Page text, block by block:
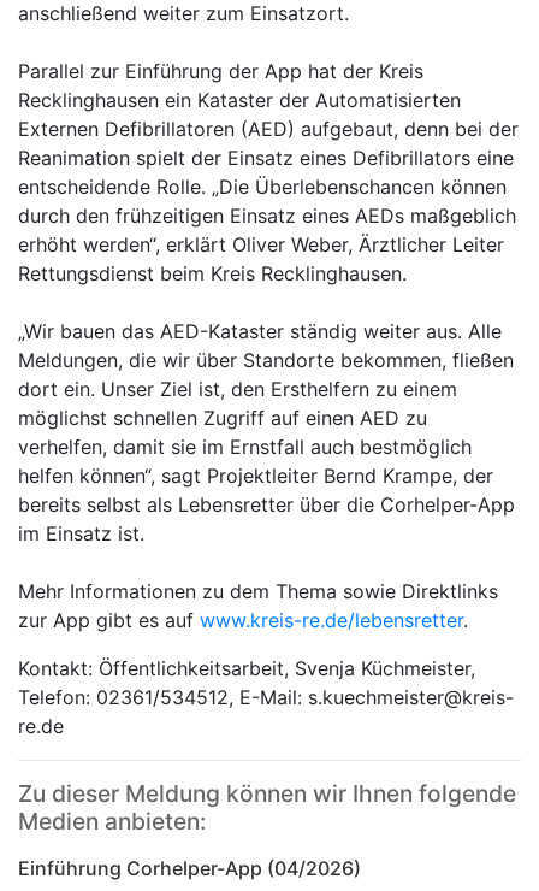
anschließend weiter zum Einsatzort.
Parallel zur Einführung der App hat der Kreis
Recklinghausen ein Kataster der Automatisierten
Externen Defibrillatoren (AED) aufgebaut, denn bei der
Reanimation spielt der Einsatz eines Defibrillators eine
entscheidende Rolle. „Die Überlebenschancen können
durch den frühzeitigen Einsatz eines AEDs maßgeblich
erhöht werden“, erklärt Oliver Weber, Ärztlicher Leiter
Rettungsdienst beim Kreis Recklinghausen.
„Wir bauen das AED-Kataster ständig weiter aus. Alle
Meldungen, die wir über Standorte bekommen, fließen
dort ein. Unser Ziel ist, den Ersthelfern zu einem
möglichst schnellen Zugriff auf einen AED zu
verhelfen, damit sie im Ernstfall auch bestmöglich
helfen können“, sagt Projektleiter Bernd Krampe, der
bereits selbst als Lebensretter über die Corhelper-App
im Einsatz ist.
Mehr Informationen zu dem Thema sowie Direktlinks
zur App gibt es auf www.kreis-re.de/lebensretter.
Kontakt: Öffentlichkeitsarbeit, Svenja Küchmeister,
Telefon: 02361/534512, E-Mail: s.kuechmeister@kreis-
re.de
Zu dieser Meldung können wir Ihnen folgende
Medien anbieten:
Einführung Corhelper-App (04/2026)